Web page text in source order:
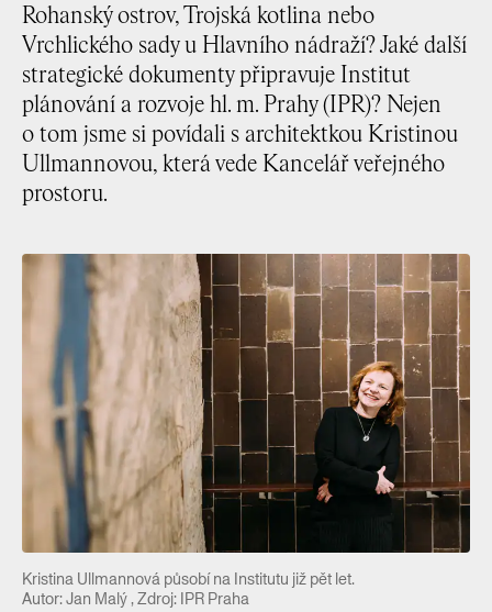
Rohanský ostrov, Trojská kotlina nebo
Vrchlického sady u Hlavního nádraží? Jaké další
strategické dokumenty připravuje Institut
plánování a rozvoje hl. m. Prahy (IPR)? Nejen
o tom jsme si povídali s architektkou Kristinou
Ullmannovou, která vede Kancelář veřejného
prostoru.
Kristina Ullmannová působí na Institutu již pět let.
Autor: Jan Malý , Zdroj: IPR Praha